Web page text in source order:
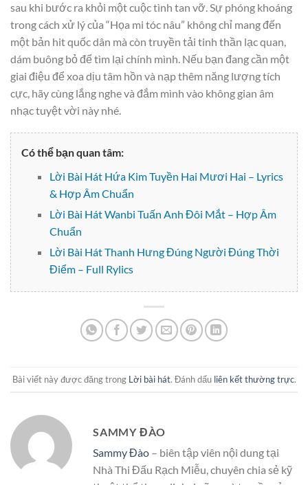
sau khi bước ra khỏi một cuộc tình tan vỡ. Sự phóng khoáng
trong cách xử lý của “Họa mi tóc nâu” không chỉ mang đến
một bản hit quốc dân mà còn truyền tải tinh thần lạc quan,
dám buông bỏ để tìm lại chính mình. Nếu bạn đang cần một
giai điệu để xoa dịu tâm hồn và nạp thêm năng lượng tích
cực, hãy cùng lắng nghe và đắm mình vào không gian âm
nhạc tuyệt vời này nhé.
Có thể bạn quan tâm:
Lời Bài Hát Hứa Kim Tuyền Hai Mươi Hai – Lyrics
& Hợp Âm Chuẩn
Lời Bài Hát Wanbi Tuấn Anh Đôi Mắt – Hợp Âm
Chuẩn
Lời Bài Hát Thanh Hưng Đúng Người Đúng Thời
Điểm – Full Rylics
Bài viết này được đăng trong Lời bài hát. Đánh dấu liên kết thường trực.
SAMMY ĐÀO
Sammy Đào – biên tập viên nội dung tại
Nhà Thi Đấu Rạch Miễu, chuyên chia sẻ kỹ